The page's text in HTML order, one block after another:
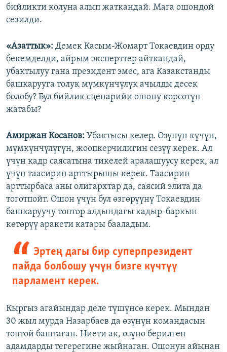
бийликти колуна алып жаткандай. Мага ошондой
сезилди.
«Азаттык»: Демек Касым-Жомарт Токаевдин орду
бекемделди, айрым эксперттер айткандай,
убактылуу гана президент эмес, ага Казакстанды
башкарууга толук мүмкүнчүлүк ачылды десек
болобу? Бул бийлик сценарийи ошону көрсөтүп
жатабы?
Амиржан Косанов: Убактысы келер. Өзүнүн күчүн,
мүмкүнчүлүгүн, жоопкерчилигин сезүү керек. Ал
үчүн кадр саясатына тикелей аралашуусу керек, ал
үчүн таасирин арттырышы керек. Таасирин
арттырбаса аны олигархтар да, саясий элита да
тоготпойт. Ошон үчүн бул өзгөрүүнү Токаевдин
башкаруучу топтор алдындагы кадыр-баркын
көтөрүү аракети катары бааладым.
Эртең дагы бир суперпрезидент
пайда болбошу үчүн бизге күчтүү
парламент керек.
Кыргыз агайындар деле түшүнсө керек. Мындан
30 жыл мурда Назарбаев да өзүнүн командасын
топтой баштаган. Ниети ак, өзүнө берилген
адамдарды тегерегине жыйнаган. Ошонун айынан